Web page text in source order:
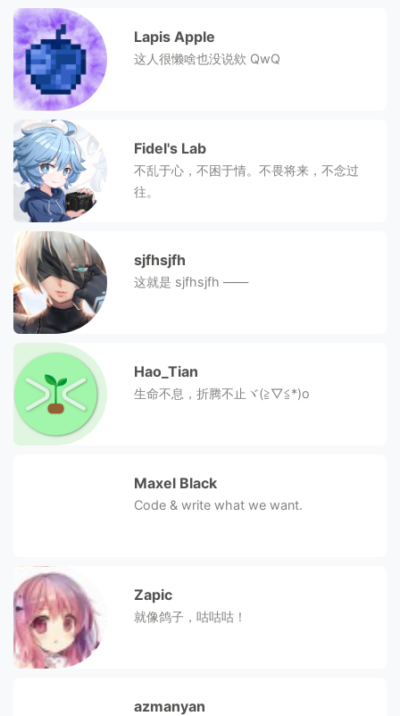
Lapis Apple
这人很懒啥也没说欸 QwQ
Fidel's Lab
不乱于心，不困于情。不畏将来，不念过
往。
sjfhsjfh
这就是 sjfhsjfh ——
Hao_Tian
生命不息，折腾不止ヾ(≧▽≦*)o
Maxel Black
Code & write what we want.
Zapic
就像鸽子，咕咕咕！
azmanyan